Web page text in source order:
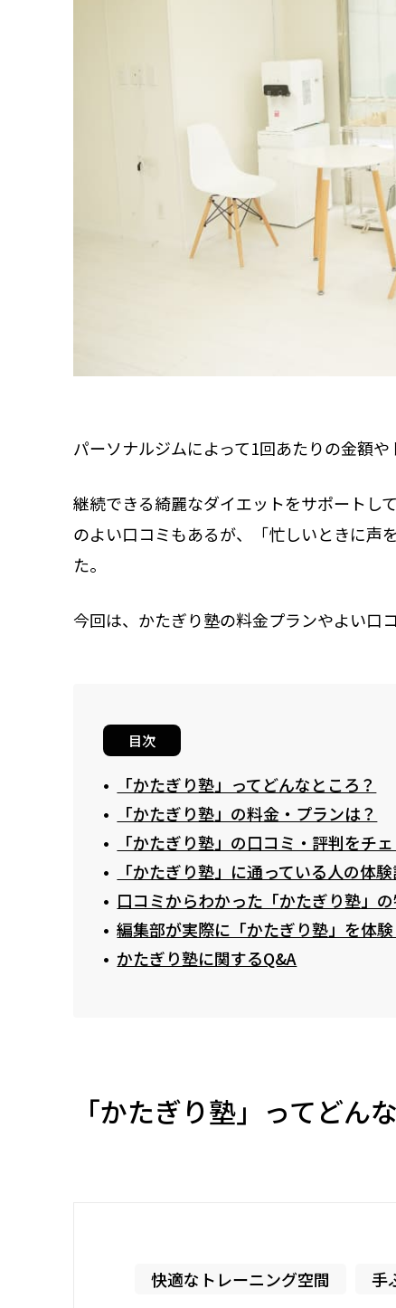
パーソナルジムによって1回あたりの金額
継続できる綺麗なダイエットをサポートし
のよい口コミもあるが、「忙しいときに声
た。
今回は、かたぎり塾の料金プランやよい口
目次
「かたぎり塾」ってどんなところ？
「かたぎり塾」の料金・プランは？
「かたぎり塾」の口コミ・評判をチェ
「かたぎり塾」に通っている人の体
口コミからわかった「かたぎり塾」
編集部が実際に「かたぎり塾」を体験
かたぎり塾に関するQ&A
「かたぎり塾」ってどん
快適なトレーニング空間 手